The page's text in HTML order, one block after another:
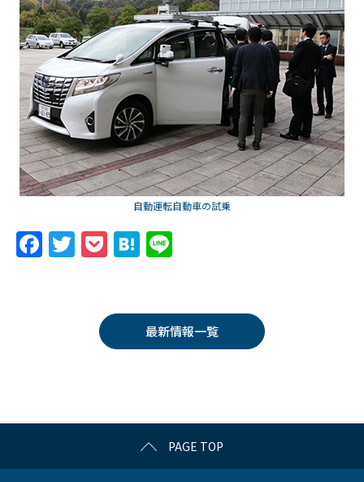
自動運転自動車の試乗
F
k
T
er
P
k
et
H
n
a
最新情報一覧
PAGE TOP